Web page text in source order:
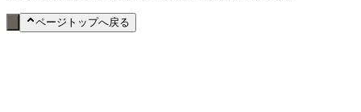
ページトップへ戻る